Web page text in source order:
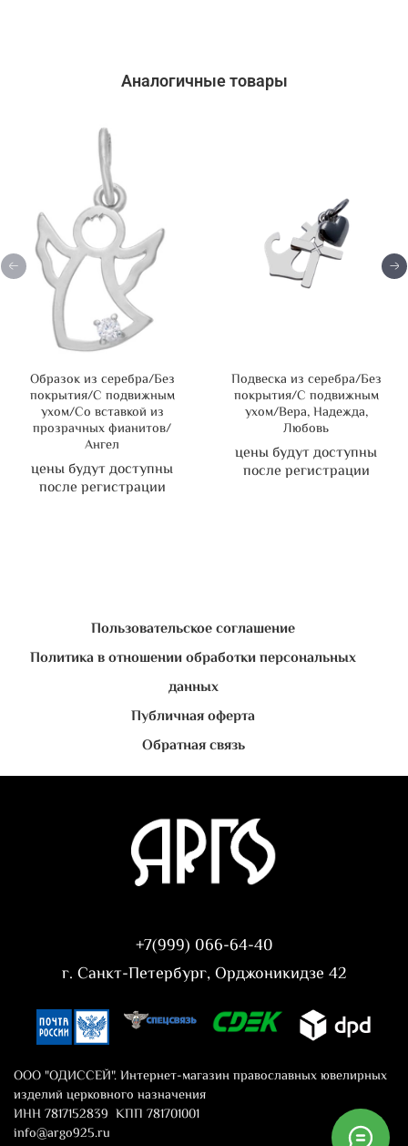
Аналогичные товары
Образок из серебра/Без
покрытия/С подвижным
ухом/Со вставкой из
прозрачных фианитов/
Ангел
цены будут доступны
после регистрации
Подвеска из серебра/Без
покрытия/С подвижным
ухом/Вера, Надежда,
Любовь
цены будут доступны
после регистрации
Пользовательское соглашение
Политика в отношении обработки персональных
данных
Публичная оферта
Обратная связь
+7(999) 066-64-40
г. Санкт-Петербург, Орджоникидзе 42
ООО "ОДИССЕЙ". Интернет-магазин православных ювелирных
изделий церковного назначения
ИНН 7817152839 КПП 781701001
info@argo925.ru